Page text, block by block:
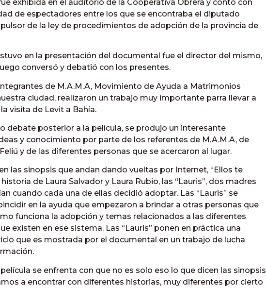
exhibida en el auditorio de la Cooperativa Obrera y contó con
de espectadores entre los que se encontraba el diputado
de la ley de procedimientos de adopción de la provincia de
en la presentación del documental fue el director del mismo,
conversó y debatió con los presentes.
de M.A.M.A, Movimiento de Ayuda a Matrimonios
ciudad, realizaron un trabajo muy importante parra llevar a
visita de Levit a Bahía.
debate posterior a la película, se produjo un interesante
y conocimiento por parte de los referentes de M.A.M.A, de
y de las diferentes personas que se acercaron al lugar.
las sinopsis que andan dando vueltas por Internet, “Ellos te
de Laura Salvador y Laura Rubio, las “Lauris”, dos madres
cuando cada una de ellas decidió adoptar. Las “Lauris” se
en la ayuda que empezaron a brindar a otras personas que
funciona la adopción y temas relacionados a las diferentes
existen en ese sistema. Las “Lauris” ponen en práctica una
que es mostrada por el documental en un trabajo de lucha
se enfrenta con que no es solo eso lo que dicen las sinopsis
a encontrar con diferentes historias, muy diferentes por cierto